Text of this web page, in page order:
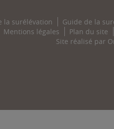
la surélévation Guide de la
Mentions légales
Plan du site
Site réalisé par